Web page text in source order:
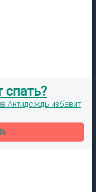
Антидождь избавит